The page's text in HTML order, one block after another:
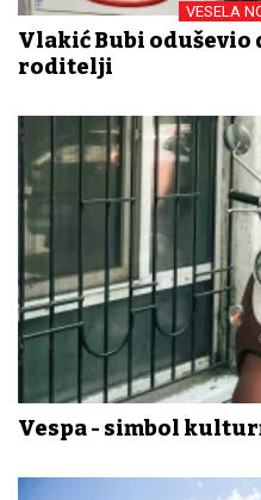
VESELA
Vlakić Bubi oduševio
roditelji
Vespa - simbol